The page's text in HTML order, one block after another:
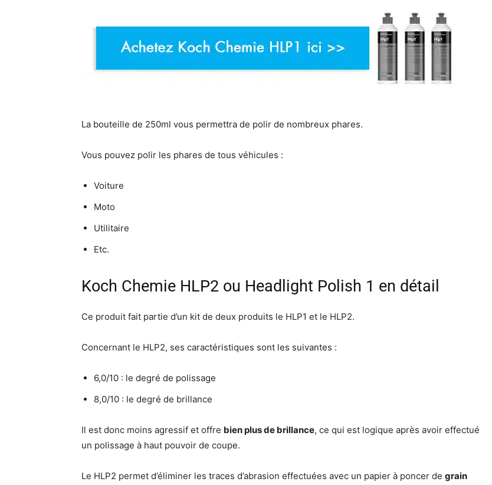
La bouteille de 250ml vous permettra de polir de nombreux phares.
Vous pouvez polir les phares de tous véhicules :
Voiture
Moto
Utilitaire
Etc.
Koch Chemie HLP2 ou Headlight Polish 1 en détail
Ce produit fait partie d’un kit de deux produits le HLP1 et le HLP2.
Concernant le HLP2, ses caractéristiques sont les suivantes :
6,0/10 : le degré de polissage
8,0/10 : le degré de brillance
Il est donc moins agressif et offre bien plus de brillance, ce qui est logique après avoir effectué
un polissage à haut pouvoir de coupe.
Le HLP2 permet d’éliminer les traces d’abrasion effectuées avec un papier à poncer de grain